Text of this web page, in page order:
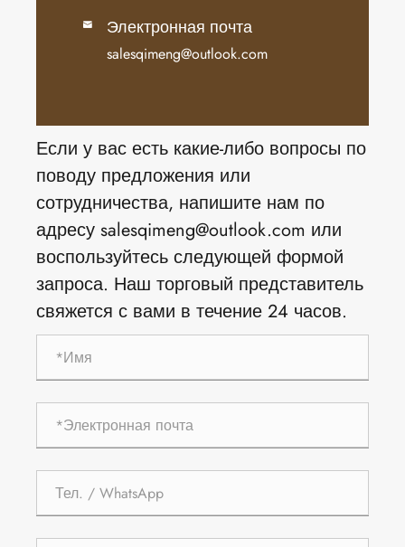
 Электронная почта
salesqimeng@outlook.com
Если у вас есть какие-либо вопросы по
поводу предложения или
сотрудничества, напишите нам по
адресу salesqimeng@outlook.com или
воспользуйтесь следующей формой
запроса. Наш торговый представитель
свяжется с вами в течение 24 часов.